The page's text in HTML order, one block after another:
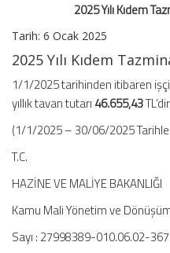
2025 Yılı Kıdem
Tarih: 6 Ocak 2025
2025 Yılı Kıdem
1/1/2025 tarihinden itibaren
yıllık tavan tutarı 46.655,43TL’dir.
(1/1/2025 – 30/06/2025
T.C.
HAZİNE VE MALİYE BAKANLIĞI
Kamu Mali Yönetim ve
Sayı : 27998389-010.06.02-